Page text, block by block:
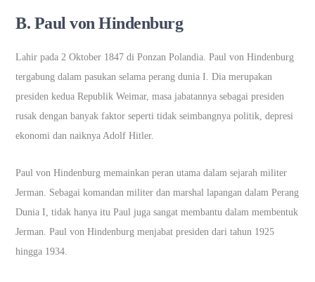
B. Paul von Hindenburg
Lahir pada 2 Oktober 1847 di Ponzan Polandia. Paul von Hindenburg
tergabung dalam pasukan selama perang dunia I. Dia merupakan
presiden kedua Republik Weimar, masa jabatannya sebagai presiden
rusak dengan banyak faktor seperti tidak seimbangnya politik, depresi
ekonomi dan naiknya Adolf Hitler.
Paul von Hindenburg memainkan peran utama dalam sejarah militer
Jerman. Sebagai komandan militer dan marshal lapangan dalam Perang
Dunia I, tidak hanya itu Paul juga sangat membantu dalam membentuk
Jerman. Paul von Hindenburg menjabat presiden dari tahun 1925
hingga 1934.